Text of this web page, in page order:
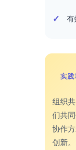
有
实践
组织
们共
协作
创新。